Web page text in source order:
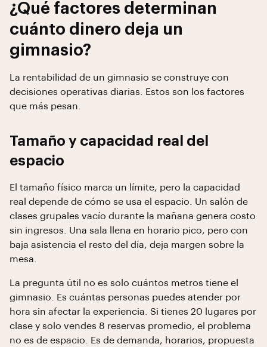
¿Qué factores determinan
cuánto dinero deja un
gimnasio?
La rentabilidad de un gimnasio se construye con
decisiones operativas diarias. Estos son los factores
que más pesan.
Tamaño y capacidad real del
espacio
El tamaño físico marca un límite, pero la capacidad
real depende de cómo se usa el espacio. Un salón de
clases grupales vacío durante la mañana genera costo
sin ingresos. Una sala llena en horario pico, pero con
baja asistencia el resto del día, deja margen sobre la
mesa.
La pregunta útil no es solo cuántos metros tiene el
gimnasio. Es cuántas personas puedes atender por
hora sin afectar la experiencia. Si tienes 20 lugares por
clase y solo vendes 8 reservas promedio, el problema
no es de espacio. Es de demanda, horarios, propuesta